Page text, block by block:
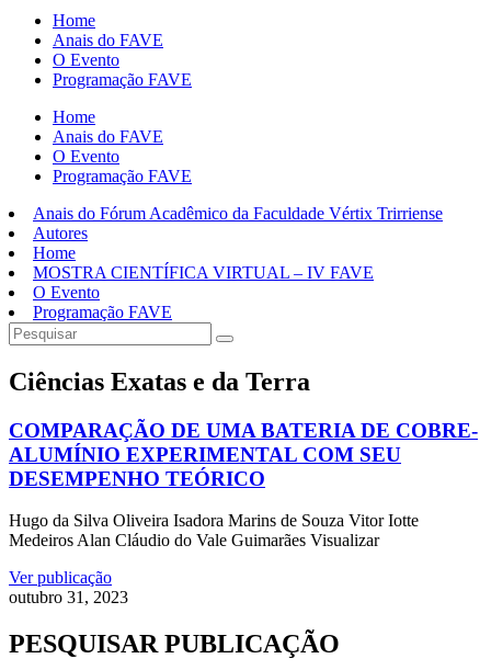
Home
Anais do FAVE
O Evento
Programação FAVE
Home
Anais do FAVE
O Evento
Programação FAVE
Anais do Fórum Acadêmico da Faculdade Vértix Trirriense
Autores
Home
MOSTRA CIENTÍFICA VIRTUAL – IV FAVE
O Evento
Programação FAVE
Ciências Exatas e da Terra
COMPARAÇÃO DE UMA BATERIA DE COBRE-
ALUMÍNIO EXPERIMENTAL COM SEU
DESEMPENHO TEÓRICO
Hugo da Silva Oliveira Isadora Marins de Souza Vitor Iotte
Medeiros Alan Cláudio do Vale Guimarães Visualizar
Ver publicação
outubro 31, 2023
PESQUISAR PUBLICAÇÃO